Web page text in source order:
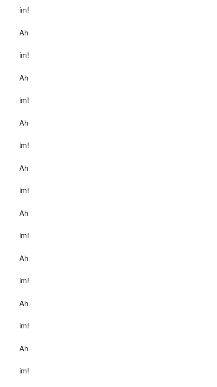
im!
Ah
im!
Ah
im!
Ah
im!
Ah
im!
Ah
im!
Ah
im!
Ah
im!
Ah
im!